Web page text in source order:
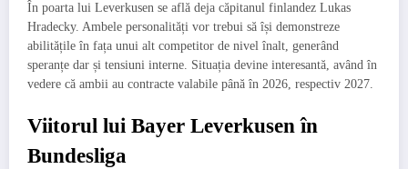
În poarta lui Leverkusen se află deja căpitanul finlandez Lukas
Hradecky. Ambele personalități vor trebui să își demonstreze
abilitățile în fața unui alt competitor de nivel înalt, generând
speranțe dar și tensiuni interne. Situația devine interesantă, având în
vedere că ambii au contracte valabile până în 2026, respectiv 2027.
Viitorul lui Bayer Leverkusen în
Bundesliga